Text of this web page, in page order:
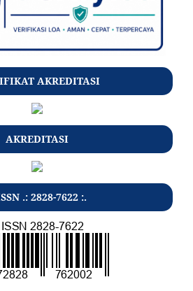
AKREDITASI
AKREDITASI
.: 2828-7622 :.